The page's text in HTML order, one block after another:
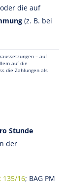
die auf
(z. B. bei
– auf
auf die
die Zahlungen als
Stunde
der
135/16; BAG PM